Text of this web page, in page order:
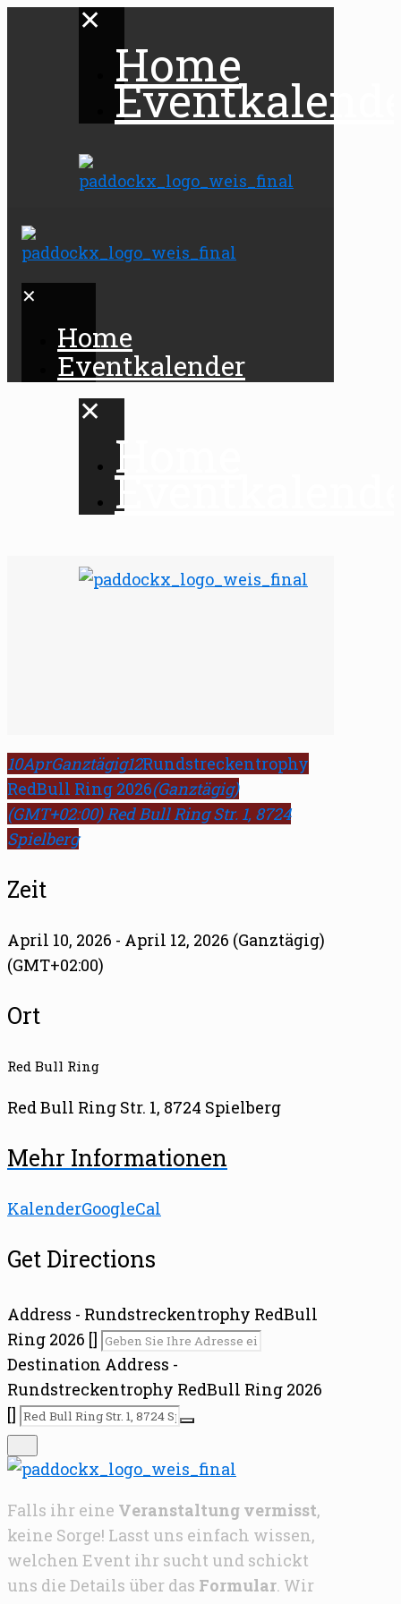
✕
Home
✕
Home
Eventkalender
✕
Home
10AprGanztägig12Rundstreckentrophy
RedBull Ring 2026(Ganztägig)
(GMT+02:00)Red Bull Ring Str. 1, 8724
Spielberg
Zeit
April 10, 2026 - April 12, 2026 (Ganztägig)
(GMT+02:00)
Ort
Red Bull Ring
Red Bull Ring Str. 1, 8724 Spielberg
Mehr Informationen
KalenderGoogleCal
Get Directions
Address - Rundstreckentrophy RedBull
Ring 2026 []
Destination Address -
Rundstreckentrophy RedBull Ring 2026
[]
Falls ihr eine Veranstaltung vermisst,
keine Sorge! Lasst uns einfach wissen,
welchen Event ihr sucht und schickt
uns die Details über das Formular. Wir